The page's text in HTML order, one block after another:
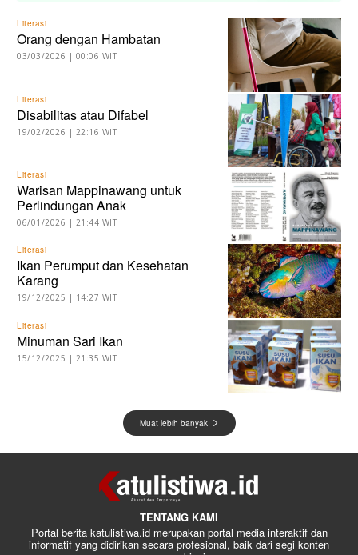
Literasi
Orang dengan Hambatan
03/03/2026 | 00:06 WIT
Literasi
Disabilitas atau Difabel
19/02/2026 | 22:16 WIT
Literasi
Warisan Mappinawang untuk
Perlindungan Anak
06/01/2026 | 21:44 WIT
Literasi
Ikan Perumput dan Kesehatan
Karang
19/12/2025 | 14:27 WIT
Literasi
Minuman Sari Ikan
15/12/2025 | 21:35 WIT
Muat lebih banyak
TENTANG KAMI
Portal berita katulistiwa.id merupakan portal media interaktif dan
informatif yang didirikan secara profesional, baik dari segi konten